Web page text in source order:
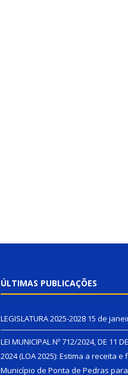
ÚLTIMAS PUBLICAÇÕES
LEGISLATURA 2025-2028 15 de
LEI MUNICIPAL Nº 712/2024, DE 11
2024 (LOA 2025): Estima a receita
Município de Ponta de Pedras